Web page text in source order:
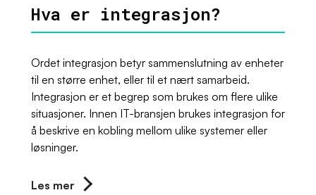
Hva er integrasjon?
Ordet integrasjon betyr sammenslutning av enheter
til en større enhet, eller til et nært samarbeid.
Integrasjon er et begrep som brukes om flere ulike
situasjoner. Innen IT-bransjen brukes integrasjon for
å beskrive en kobling mellom ulike systemer eller
løsninger.
Les mer